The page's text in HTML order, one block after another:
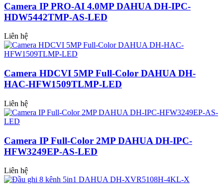
Camera IP PRO-AI 4.0MP DAHUA DH-IPC-
HDW5442TMP-AS-LED
Liên hệ
Camera HDCVI 5MP Full-Color DAHUA DH-
HAC-HFW1509TLMP-LED
Liên hệ
Camera IP Full-Color 2MP DAHUA DH-IPC-
HFW3249EP-AS-LED
Liên hệ